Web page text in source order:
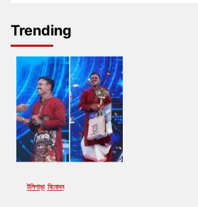
Trending
টলিপাড়া বিনোদন